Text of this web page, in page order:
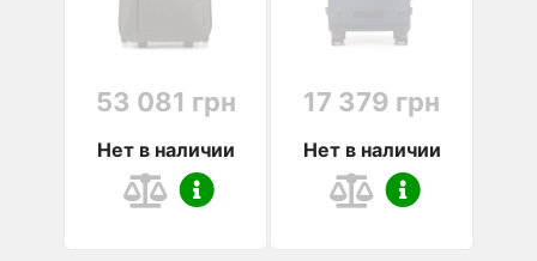
53 081 грн
Нет в наличии
17 379 грн
Нет в наличии